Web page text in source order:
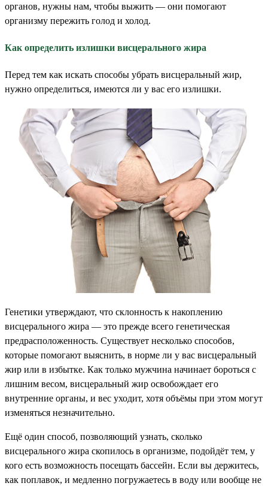
органов, нужны нам, чтобы выжить — они помогают
организму пережить голод и холод.
Как определить излишки висцерального жира
Перед тем как искать способы убрать висцеральный жир,
нужно определиться, имеются ли у вас его излишки.
Генетики утверждают, что склонность к накоплению
висцерального жира — это прежде всего генетическая
предрасположенность. Существует несколько способов,
которые помогают выяснить, в норме ли у вас висцеральный
жир или в избытке. Как только мужчина начинает бороться с
лишним весом, висцеральный жир освобождает его
внутренние органы, и вес уходит, хотя объёмы при этом могут
изменяться незначительно.
Ещё один способ, позволяющий узнать, сколько
висцерального жира скопилось в организме, подойдёт тем, у
кого есть возможность посещать бассейн. Если вы держитесь,
как поплавок, и медленно погружаетесь в воду или вообще не